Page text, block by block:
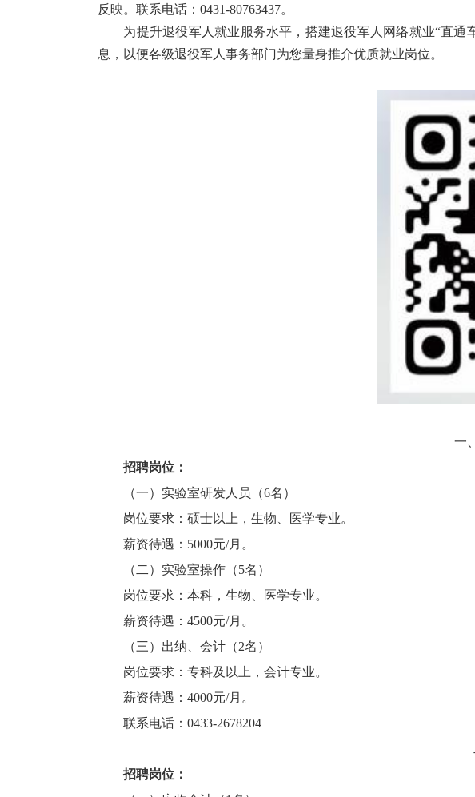
反映。联系电话：0431-80763437。
为提升退役军人就业服务水平，搭建退役军人网络就业“直
息，以便各级退役军人事务部门为您量身推介优质就业岗位。
一
招聘岗位：
（一）实验室研发人员（6名）
岗位要求：硕士以上，生物、医学专业。
薪资待遇：5000元/月。
（二）实验室操作（5名）
岗位要求：本科，生物、医学专业。
薪资待遇：4500元/月。
（三）出纳、会计（2名）
岗位要求：专科及以上，会计专业。
薪资待遇：4000元/月。
联系电话：0433-2678204
招聘岗位：